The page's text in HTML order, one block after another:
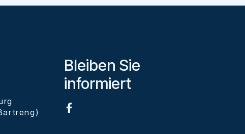
Bleiben Sie
informiert